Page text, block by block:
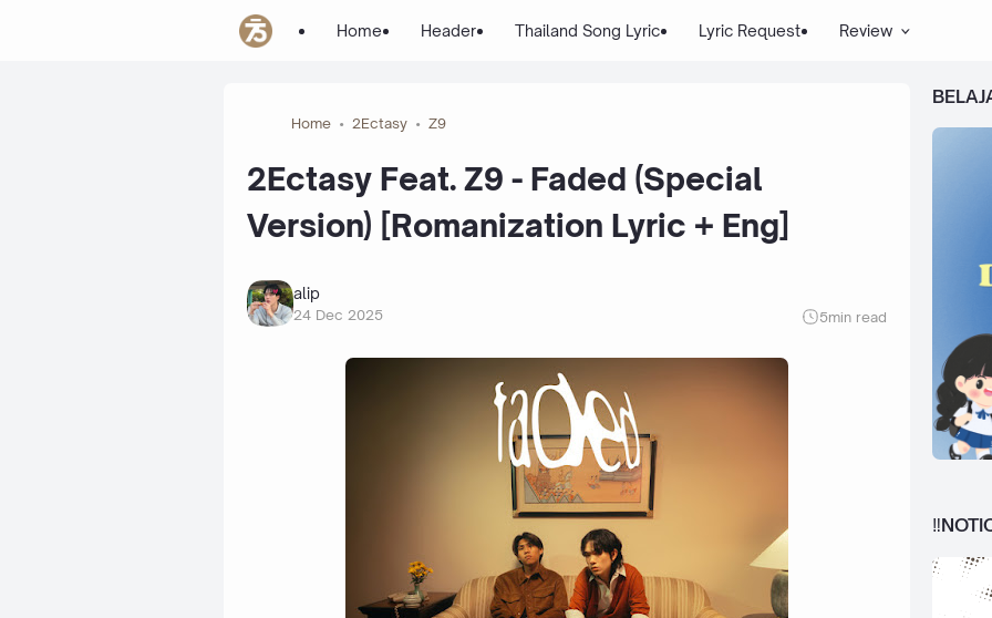
Home Header Thailand Song Lyric Lyric Request Review
Home 2Ectasy Z9
2Ectasy Feat. Z9 - Faded (Special
Version) [Romanization Lyric + Eng]
alip
24 Dec 2025 5min read